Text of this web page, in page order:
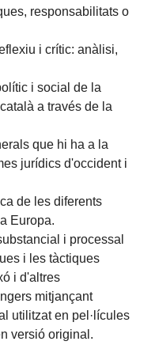
responsabilitats o
i crític: anàlisi,
i social de la
a través de la
que hi ha a la
jurídics d'occident i
de les diferents
Europa.
i processal
i les tàctiques
i d'altres
mitjançant
utilitzat en pel·lícules
versió original.